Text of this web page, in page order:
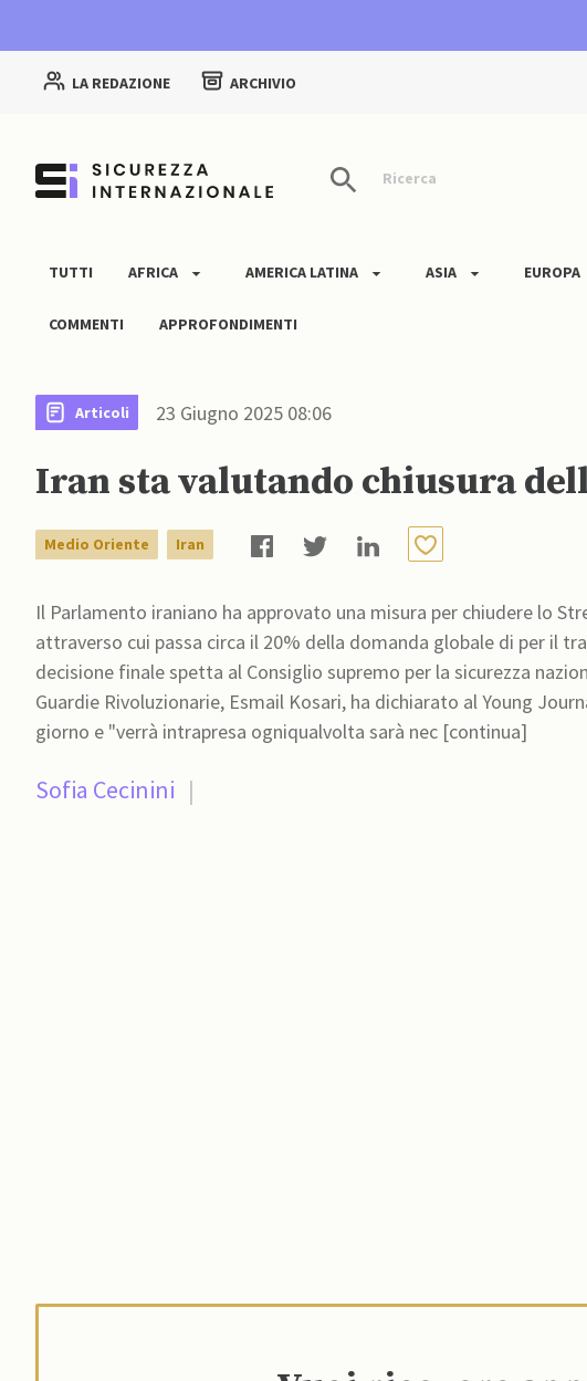
LA REDAZIONE ARCHIVIO
Ricerca
TUTTI AFRICA AMERICA LATINA ASIA EUROPA
COMMENTI APPROFONDIMENTI
Articoli 23 Giugno 2025 08:06
Iran sta valutando chiusura
Medio Oriente Iran
Il Parlamento iraniano ha approvato una misura per chiudere lo
attraverso cui passa circa il 20% della domanda globale di per il
decisione finale spetta al Consiglio supremo per la sicurezza
Guardie Rivoluzionarie, Esmail Kosari, ha dichiarato al Young
giorno e "verrà intrapresa ogniqualvolta sarà nec [continua]
Sofia Cecinini |